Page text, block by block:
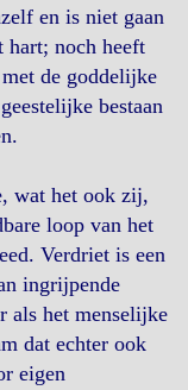
en is niet gaan
hart; noch heeft
de goddelijke
bestaan
wat het ook zij,
loop van het
Verdriet is een
ingrijpende
als het menselijke
dat echter ook
eigen